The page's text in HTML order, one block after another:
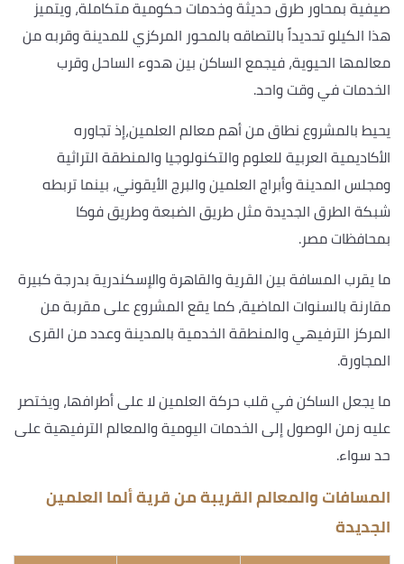
صيفية بمحاور طرق حديثة وخدمات حكومية متكاملة، ويتميز
هذا الكيلو تحديداً بالتصاقه بالمحور المركزي للمدينة وقربه من
معالمها الحيوية، فيجمع الساكن بين هدوء الساحل وقرب
الخدمات في وقت واحد.
يحيط بالمشروع نطاق من أهم معالم العلمين،إذ تجاوره
الأكاديمية العربية للعلوم والتكنولوجيا والمنطقة التراثية
ومجلس المدينة وأبراج العلمين والبرج الأيقوني، بينما تربطه
شبكة الطرق الجديدة مثل طريق الضبعة وطريق فوكا
بمحافظات مصر.
ما يقرب المسافة بين القرية والقاهرة والإسكندرية بدرجة كبيرة
مقارنة بالسنوات الماضية، كما يقع المشروع على مقربة من
المركز الترفيهي والمنطقة الخدمية بالمدينة وعدد من القرى
المجاورة.
ما يجعل الساكن في قلب حركة العلمين لا على أطرافها، ويختصر
عليه زمن الوصول إلى الخدمات اليومية والمعالم الترفيهية على
حد سواء.
المسافات والمعالم القريبة من قرية ألما العلمين
الجديدة